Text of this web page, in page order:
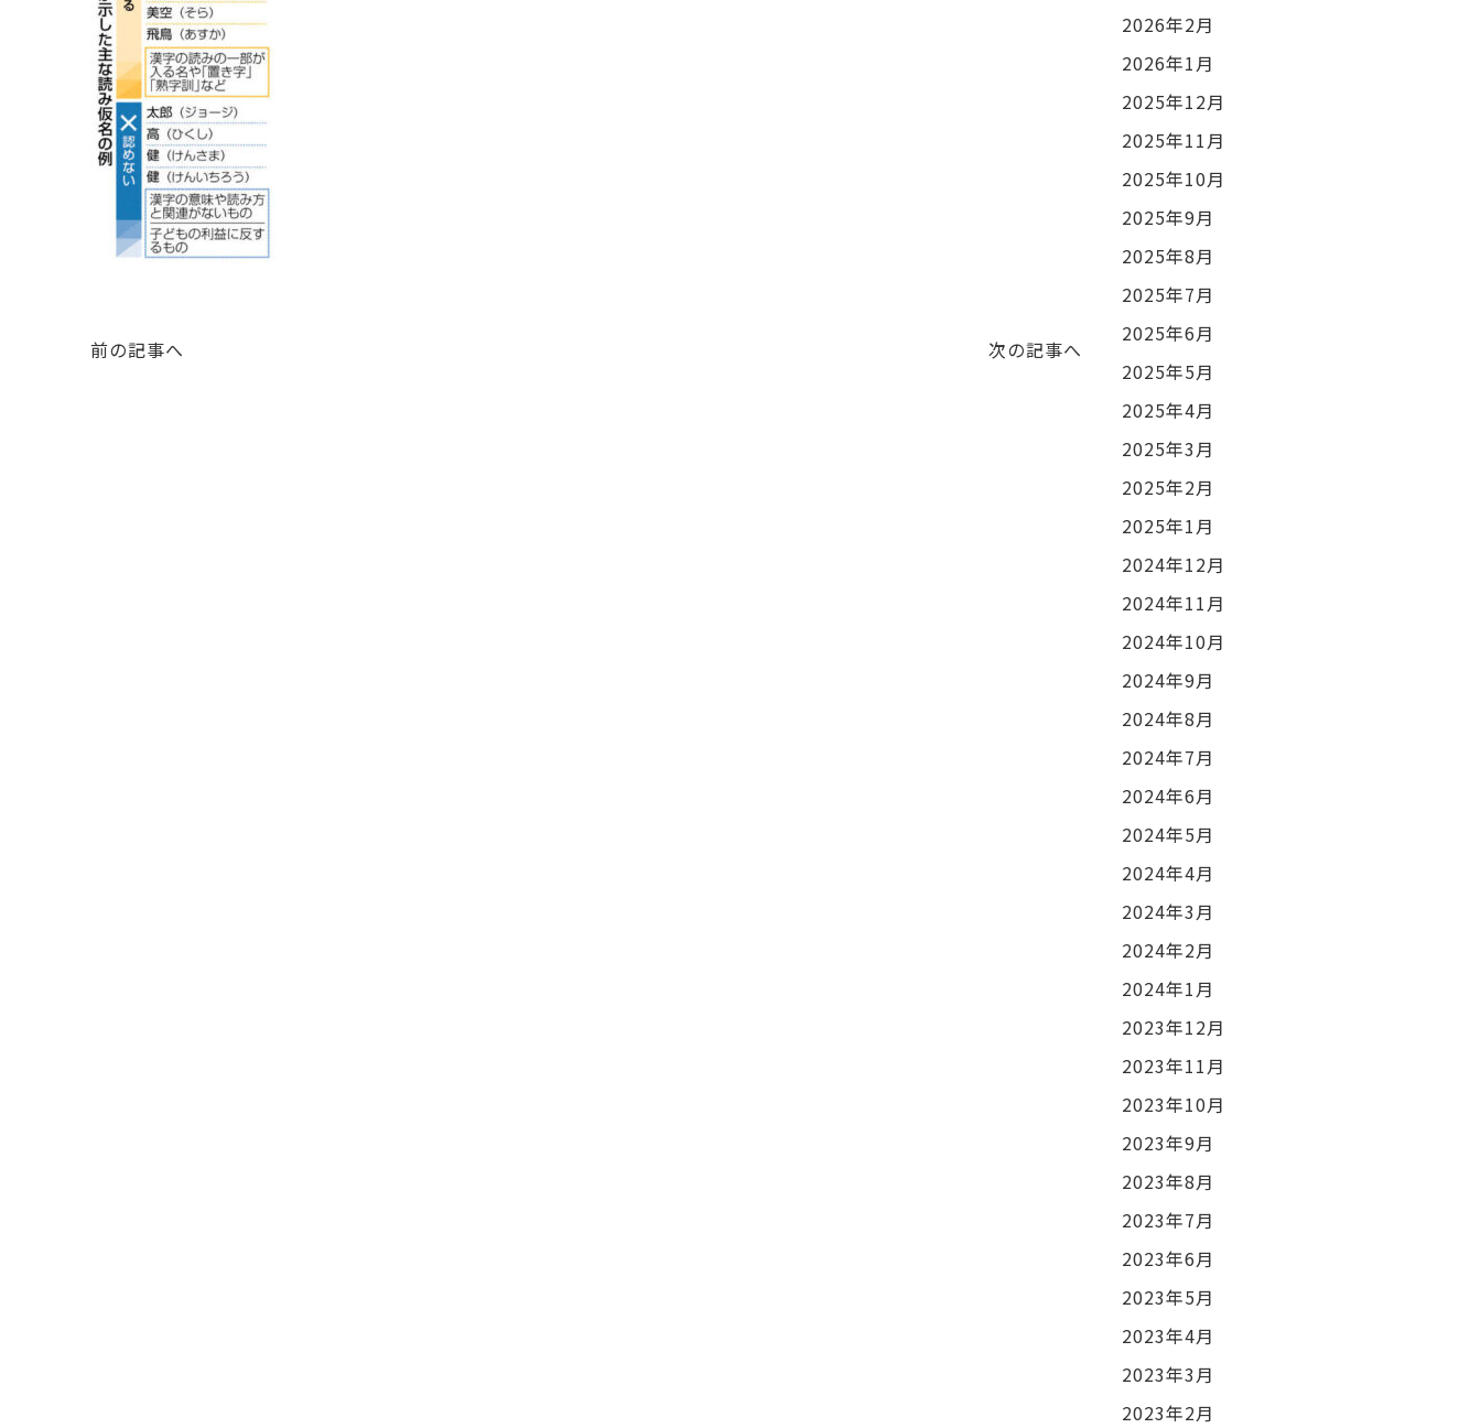
前の記事へ 次の記事へ
2026年2月
2026年1月
2025年12月
2025年11月
2025年10月
2025年9月
2025年8月
2025年7月
2025年6月
2025年5月
2025年4月
2025年3月
2025年2月
2025年1月
2024年12月
2024年11月
2024年10月
2024年9月
2024年8月
2024年7月
2024年6月
2024年5月
2024年4月
2024年3月
2024年2月
2024年1月
2023年12月
2023年11月
2023年10月
2023年9月
2023年8月
2023年7月
2023年6月
2023年5月
2023年4月
2023年3月
2023年2月